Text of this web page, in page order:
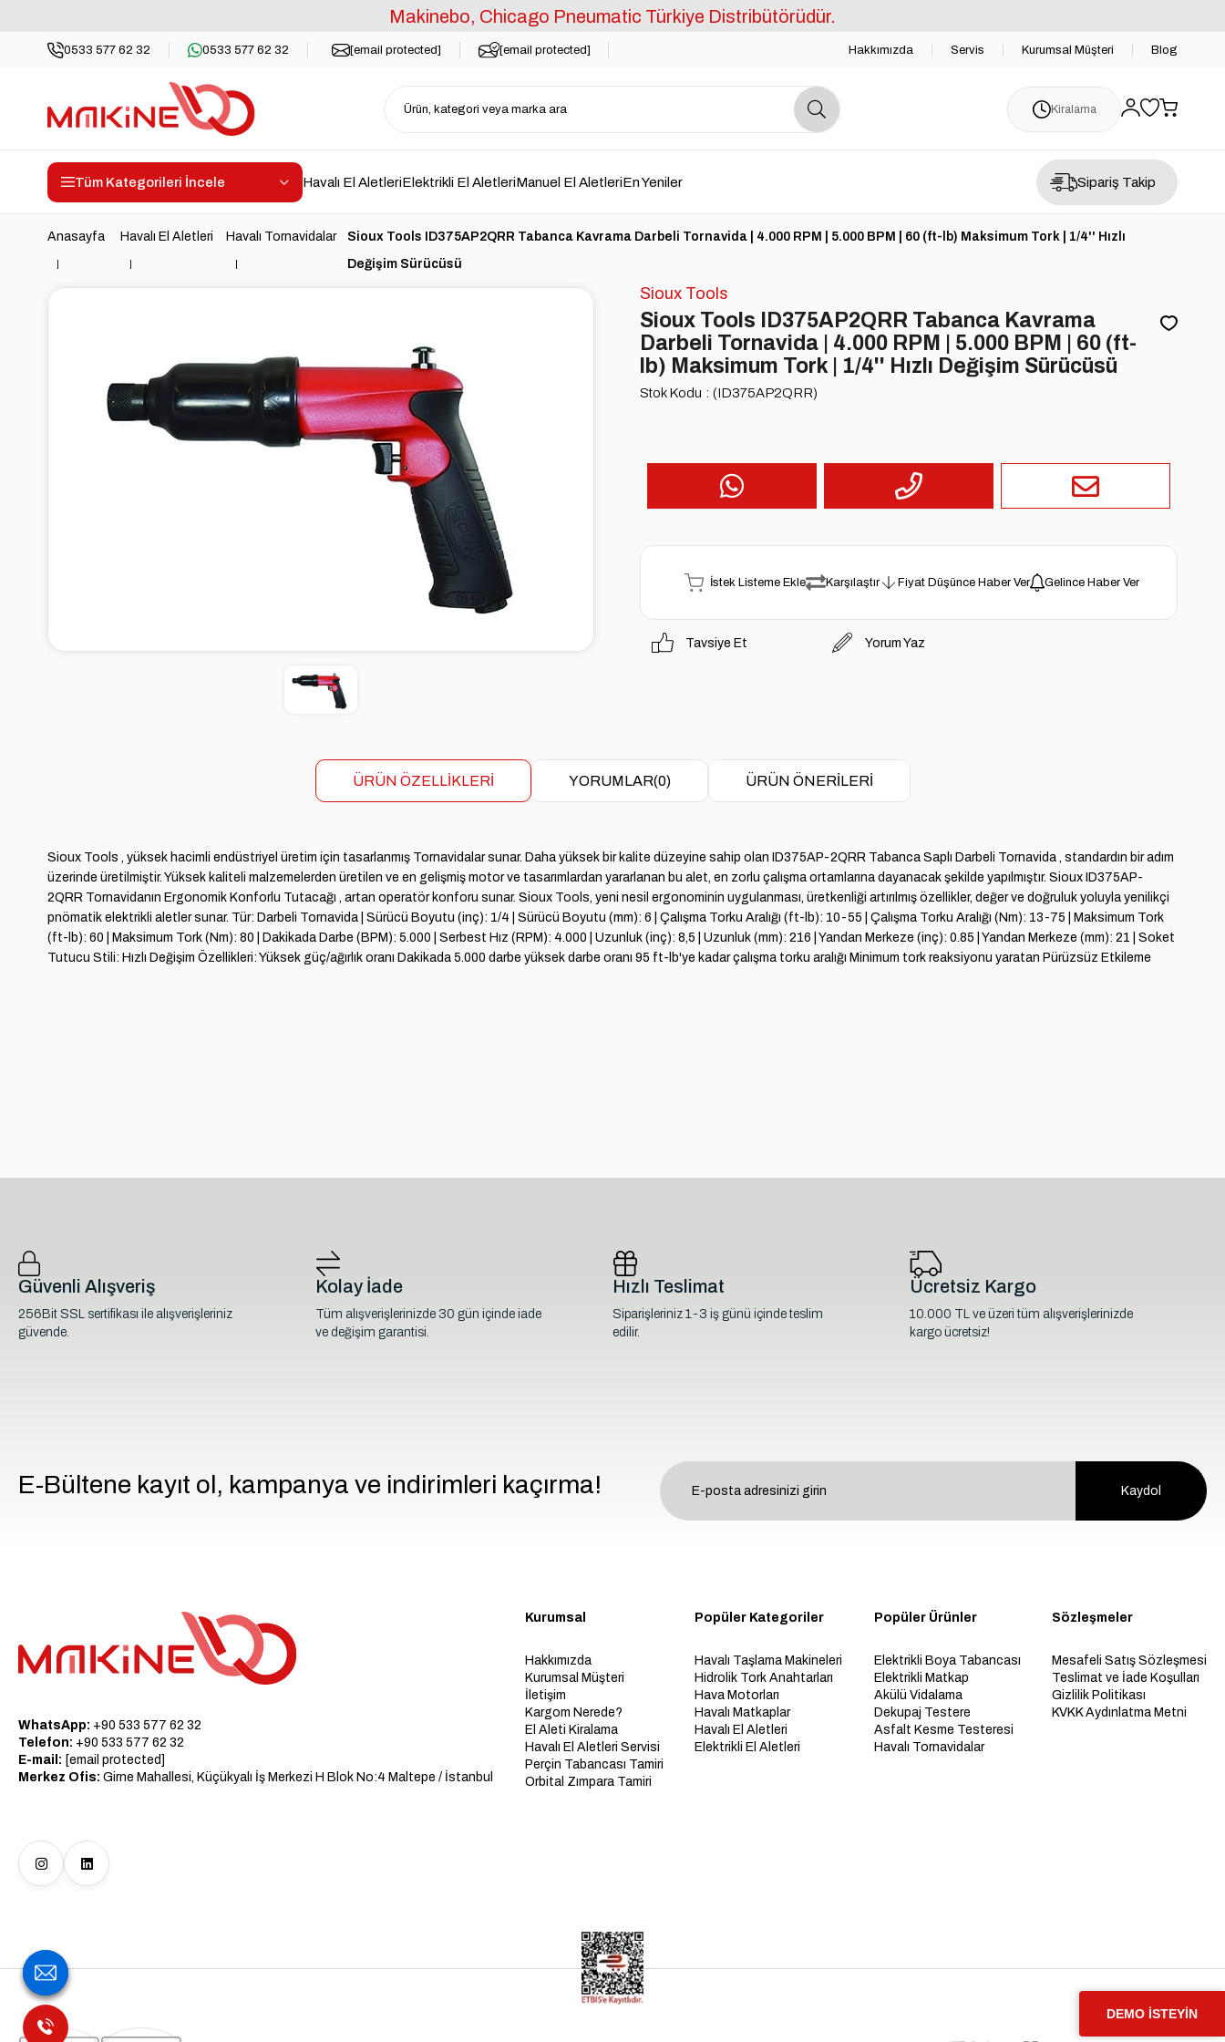
Makinebo, Chicago Pneumatic Türkiye Distribütörüdür.
0533 577 62 32 0533 577 62 32 [email protected] [email protected] Hakkımızda Servis Kurumsal Müşteri Blog
Kiralama
Tüm Kategorileri İncele Havalı El AletleriElektrikli El AletleriManuel El AletleriEn Yeniler Sipariş Takip
Anasayfa Havalı El Aletleri Havalı Tornavidalar
Sioux Tools ID375AP2QRR Tabanca Kavrama Darbeli Tornavida | 4.000 RPM | 5.000 BPM | 60 (ft-lb) Maksimum Tork | 1/4'' Hızlı
Değişim Sürücüsü
Sioux Tools
Sioux Tools ID375AP2QRR Tabanca Kavrama
Darbeli Tornavida | 4.000 RPM | 5.000 BPM | 60 (ft-
lb) Maksimum Tork | 1/4'' Hızlı Değişim Sürücüsü
Stok Kodu (ID375AP2QRR)
İstek Listeme Ekle Karşılaştır Fiyat Düşünce Haber Ver Gelince Haber Ver
Tavsiye Et Yorum Yaz
ÜRÜN ÖZELLIKLERI YORUMLAR(0) ÜRÜN ÖNERILERI
Sioux Tools , yüksek hacimli endüstriyel üretim için tasarlanmış Tornavidalar sunar. Daha yüksek bir kalite düzeyine sahip olan ID375AP-2QRR Tabanca Saplı Darbeli Tornavida , standardın bir adım
üzerinde üretilmiştir. Yüksek kaliteli malzemelerden üretilen ve en gelişmiş motor ve tasarımlardan yararlanan bu alet, en zorlu çalışma ortamlarına dayanacak şekilde yapılmıştır. Sioux ID375AP-
2QRR Tornavidanın Ergonomik Konforlu Tutacağı , artan operatör konforu sunar. Sioux Tools, yeni nesil ergonominin uygulanması, üretkenliği artırılmış özellikler, değer ve doğruluk yoluyla yenilikçi
pnömatik elektrikli aletler sunar. Tür: Darbeli Tornavida | Sürücü Boyutu (inç): 1/4 | Sürücü Boyutu (mm): 6 | Çalışma Torku Aralığı (ft-lb): 10-55 | Çalışma Torku Aralığı (Nm): 13-75 | Maksimum Tork
(ft-lb): 60 | Maksimum Tork (Nm): 80 | Dakikada Darbe (BPM): 5.000 | Serbest Hız (RPM): 4.000 | Uzunluk (inç): 8,5 | Uzunluk (mm): 216 | Yandan Merkeze (inç): 0.85 | Yandan Merkeze (mm): 21 | Soket
Tutucu Stili: Hızlı Değişim Özellikleri: Yüksek güç/ağırlık oranı Dakikada 5.000 darbe yüksek darbe oranı 95 ft-lb'ye kadar çalışma torku aralığı Minimum tork reaksiyonu yaratan Pürüzsüz Etkileme
Güvenli Alışveriş
256Bit SSL sertifikası ile alışverişleriniz
güvende.
Kolay İade
Tüm alışverişlerinizde 30 gün içinde iade
ve değişim garantisi.
Hızlı Teslimat
Siparişleriniz 1-3 iş günü içinde teslim
edilir.
Ücretsiz Kargo
10.000 TL ve üzeri tüm alışverişlerinizde
kargo ücretsiz!
E-Bültene kayıt ol, kampanya ve indirimleri kaçırma! Kaydol
WhatsApp: +90 533 577 62 32
Telefon: +90 533 577 62 32
E-mail: [email protected]
Merkez Ofis: Girne Mahallesi, Küçükyalı İş Merkezi H Blok No:4 Maltepe / İstanbul
Kurumsal
Hakkımızda
Kurumsal Müşteri
İletişim
Kargom Nerede?
El Aleti Kiralama
Havalı El Aletleri Servisi
Perçin Tabancası Tamiri
Orbital Zımpara Tamiri
Popüler Kategoriler
Havalı Taşlama Makineleri
Hidrolik Tork Anahtarları
Hava Motorları
Havalı Matkaplar
Havalı El Aletleri
Elektrikli El Aletleri
Popüler Ürünler
Elektrikli Boya Tabancası
Elektrikli Matkap
Akülü Vidalama
Dekupaj Testere
Asfalt Kesme Testeresi
Havalı Tornavidalar
Sözleşmeler
Mesafeli Satış Sözleşmesi
Teslimat ve İade Koşulları
Gizlilik Politikası
KVKK Aydınlatma Metni
DEMO İSTEYİN